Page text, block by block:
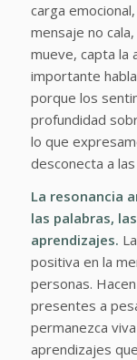
carga
mensaje no
mueve, capta la
importante
porque los
profundidad
lo que
desconecta a
La resonancia
las palabras,
aprendizajes.
positiva en la
personas.
presentes a
permanezca
aprendizajes